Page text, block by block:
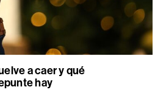
a caer y qué
hay